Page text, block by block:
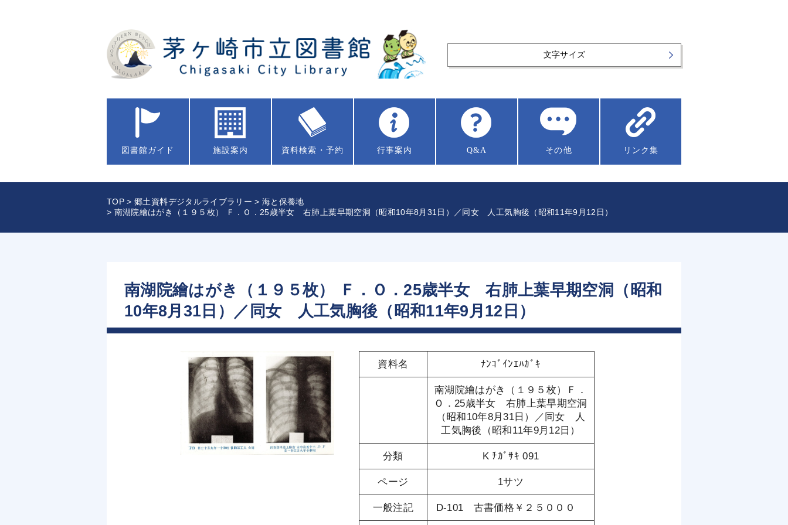
文字サイズ
図書館ガイド 施設案内 資料検索・予約 行事案内 Q&A その他 リンク集
TOP >郷土資料デジタルライブラリー >海と保養地
> 南湖院繪はがき（１９５枚） Ｆ．Ｏ．25歳半女 右肺上葉早期空洞（昭和10年8月31日）／同女 人工気胸後（昭和11年9月12日）
南湖院繪はがき（１９５枚） Ｆ．Ｏ．25歳半女 右肺上葉早期空洞（昭和
10年8月31日）／同女 人工気胸後（昭和11年9月12日）
資料名 ﾅﾝｺﾞｲﾝｴﾊｶﾞｷ
南湖院繪はがき（１９５枚）Ｆ．
Ｏ．25歳半女 右肺上葉早期空洞
（昭和10年8月31日）／同女 人
工気胸後（昭和11年9月12日）
分類 K ﾁｶﾞｻｷ 091
ページ 1サツ
一般注記 D-101 古書価格￥２５０００